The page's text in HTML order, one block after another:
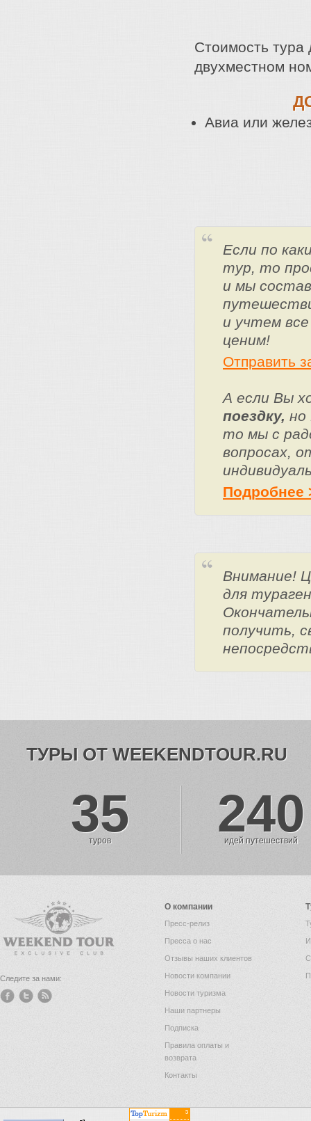
Стоимость тура
двухместном
Авиа или
Если по
тур, то
и мы
и учтем
ценим!
Отправить
А если Вы
поездку, но
то мы с
вопросах,
Подробнее
Внимание!
для
получить,
ТУРЫ ОТ WEEKENDTOUR.RU
35
туров 240
идей путешествий
Следите за нами:
О компании
Пресс-релиз
Пресса о нас
Отзывы наших клиентов
Новости компании
Новости туризма
Наши партнеры
Подписка
Правила оплаты и
возврата
Контакты